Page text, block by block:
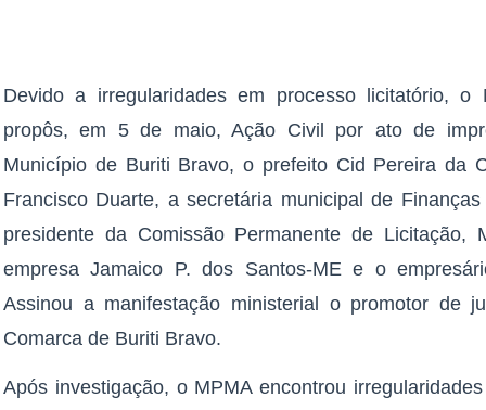
Devido a irregularidades em processo licitatório, o
propôs, em 5 de maio, Ação Civil por ato de
Município de Buriti Bravo, o prefeito Cid Pereira da
Francisco Duarte, a secretária municipal de
presidente da Comissão Permanente de
empresa Jamaico P. dos Santos-ME e o
Assinou a manifestação ministerial o promotor de
Comarca de Buriti Bravo.
Após investigação, o MPMA encontrou